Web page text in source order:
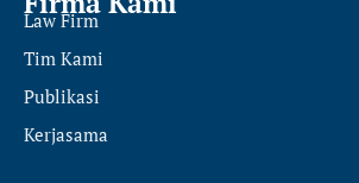
Law Firm
Tim Kami
Publikasi
Kerjasama